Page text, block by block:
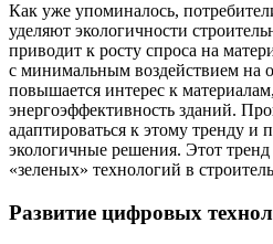
Как уже упоминалось,
уделяют экологичности
приводит к росту спроса на
с минимальным воздействием на
повышается интерес к
энергоэффективность зданий.
адаптироваться к этому тренду и
экологичные решения. Этот тренд
«зеленых» технологий в
Развитие цифровых